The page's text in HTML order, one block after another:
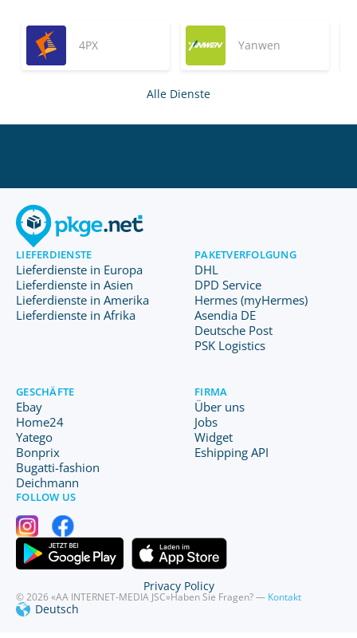
4PX Yanwen
Alle Dienste
LIEFERDIENSTE
Lieferdienste in Europa
Lieferdienste in Asien
Lieferdienste in Amerika
Lieferdienste in Afrika
PAKETVERFOLGUNG
DHL
DPD Service
Hermes (myHermes)
Asendia DE
Deutsche Post
PSK Logistics
GESCHÄFTE
Ebay
Home24
Yatego
Bonprix
Bugatti-fashion
Deichmann
FIRMA
Über uns
Jobs
Widget
Eshipping API
FOLLOW US
© 2026 «AA INTERNET-MEDIA JSC»Haben Sie Fragen? — Kontakt
Deutsch
Privacy Policy